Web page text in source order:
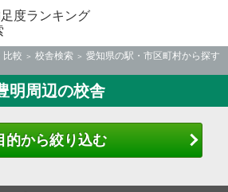
度ランキング
比較 校舎検索
愛知県の駅・市区町村から探す
明周辺の校舎
的から絞り込む